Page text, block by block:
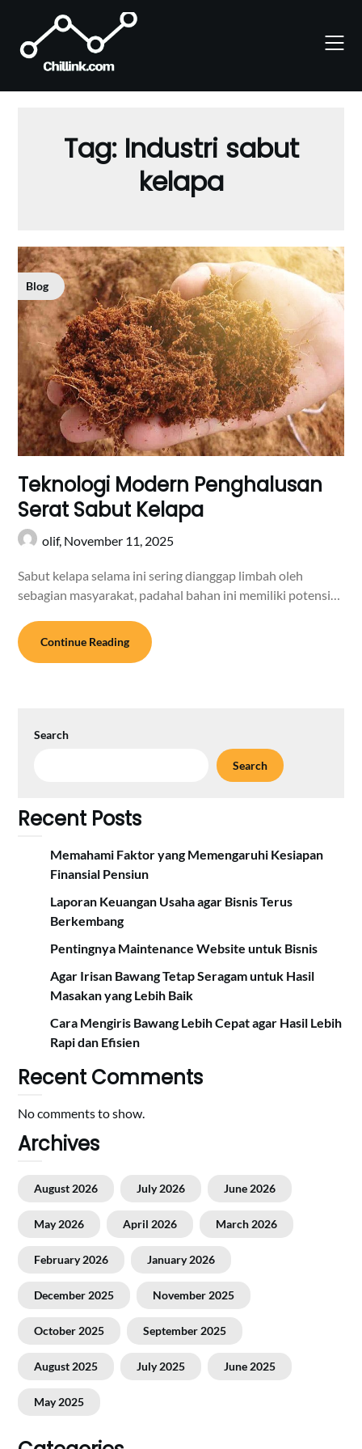
content
Tag: Industri sabut
kelapa
Blog
Teknologi Modern Penghalusan
Serat Sabut Kelapa
olif, November 11, 2025
Sabut kelapa selama ini sering dianggap limbah oleh
sebagian masyarakat, padahal bahan ini memiliki potensi…
Continue Reading
Search
Search
Recent Posts
Memahami Faktor yang Memengaruhi Kesiapan
Finansial Pensiun
Laporan Keuangan Usaha agar Bisnis Terus
Berkembang
Pentingnya Maintenance Website untuk Bisnis
Agar Irisan Bawang Tetap Seragam untuk Hasil
Masakan yang Lebih Baik
Cara Mengiris Bawang Lebih Cepat agar Hasil Lebih
Rapi dan Efisien
Recent Comments
No comments to show.
Archives
August 2026 July 2026 June 2026
May 2026 April 2026 March 2026
February 2026 January 2026
December 2025 November 2025
October 2025 September 2025
August 2025 July 2025 June 2025
May 2025